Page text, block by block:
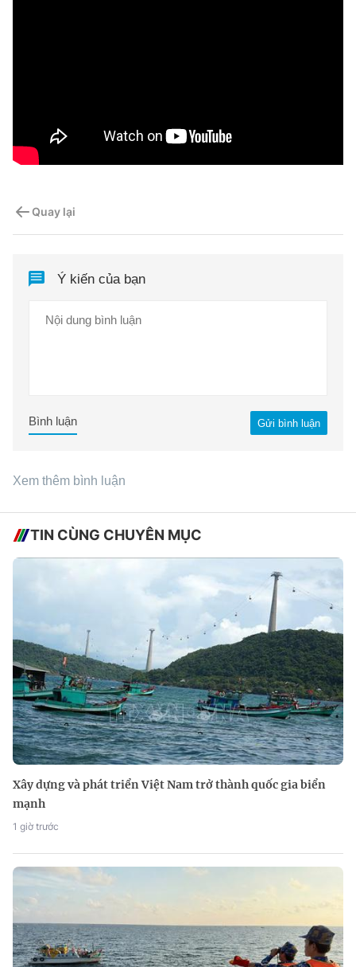
Quay lại
Ý kiến của bạn
Gửi bình luận
Bình luận
Xem thêm bình luận
TIN CÙNG CHUYÊN MỤC
Xây dựng và phát triển Việt Nam trở thành quốc gia biển
mạnh
1 giờ trước